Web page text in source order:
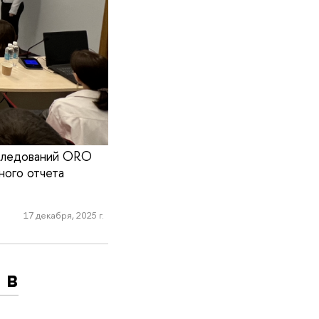
ORO
отчета
17 декабря, 2025 г.